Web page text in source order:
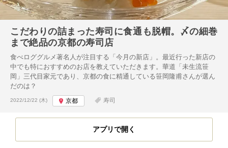
こだわりの詰まった寿司に食通も脱帽。〆の細巻
まで絶品の京都の寿司店
食べロググルメ著名人が注目する「今月の新店」。最近行った新店の
中でも特におすすめのお店を教えていただきます。華道「未生流笹
岡」三代目家元であり、京都の食に精通している笹岡隆甫さんが選ん
だのは？
投稿日:
2022/12/22 (木) 京都 寿司
アプリで開く